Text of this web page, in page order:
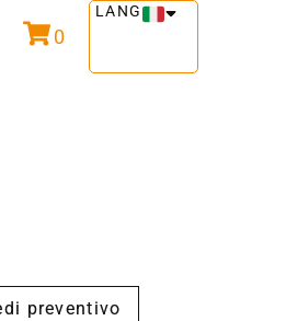
0
LANG
preventivo